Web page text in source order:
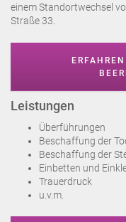
einem Standortwechsel
Straße 33.
Leistungen
Überführungen
Beschaffung der
Beschaffung der
Einbetten und
Trauerdruck
u.v.m.